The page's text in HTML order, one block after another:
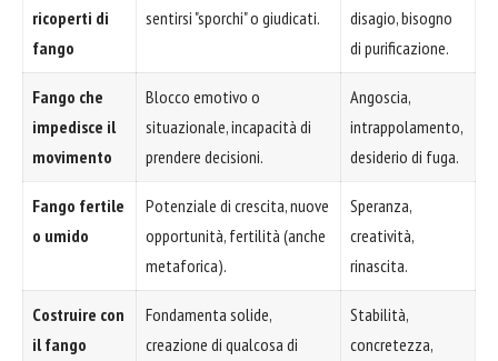
ricoperti di
fango
sentirsi "sporchi" o giudicati.
disagio, bisogno
di purificazione.
Fango che
impedisce il
movimento
Blocco emotivo o
situazionale, incapacità di
prendere decisioni.
Angoscia,
intrappolamento,
desiderio di fuga.
Fango fertile
o umido
Potenziale di crescita, nuove
opportunità, fertilità (anche
metaforica).
Speranza,
creatività,
rinascita.
Costruire con
il fango
Fondamenta solide,
creazione di qualcosa di
Stabilità,
concretezza,